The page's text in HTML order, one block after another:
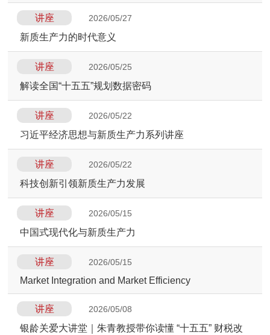
讲座 2026/05/27
新质生产力的时代意义
讲座 2026/05/25
解读全国“十五五”规划数据密码
讲座 2026/05/22
习近平经济思想与新质生产力系列讲座
讲座 2026/05/22
科技创新引领新质生产力发展
讲座 2026/05/15
中国式现代化与新质生产力
讲座 2026/05/15
Market Integration and Market Efficiency
讲座 2026/05/08
银龄关爱大讲堂｜朱青教授带你读懂 “十五五” 财税改